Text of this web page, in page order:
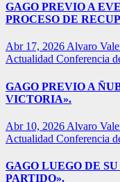
GAGO PREVIO A
PROCESO DE
Abr 17, 2026 Alvaro
Actualidad Conferencia
GAGO PREVIO A
VICTORIA».
Abr 10, 2026 Alvaro
Actualidad Conferencia
GAGO LUEGO DE
PARTIDO».